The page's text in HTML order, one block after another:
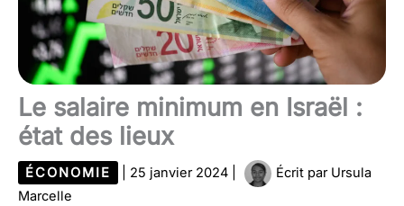
Le salaire minimum en Israël :
état des lieux
ÉCONOMIE 25 janvier 2024 Écrit par Ursula
Marcelle